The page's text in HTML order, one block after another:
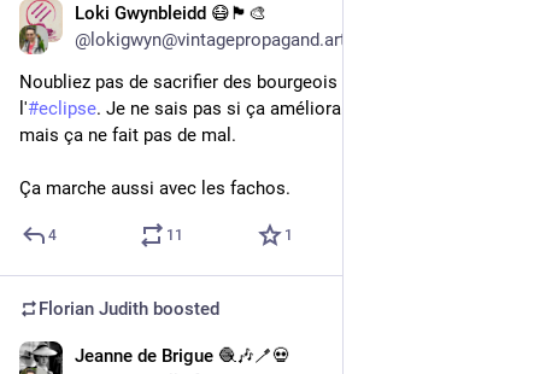
Loki Gwynbleidd 😷🏴🎨
@lokigwyn@vintagepropagand.art
Noubliez pas de sacrifier des bourgeois au moment de
l'#eclipse. Je ne sais pas si ça améliora beaucoup de choses
mais ça ne fait pas de mal.
Ça marche aussi avec les fachos.
4 11 1
Florian Judith boosted
Jeanne de Brigue 🧶🎶🪥💀